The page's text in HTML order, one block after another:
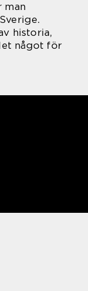
man
historia,
något för